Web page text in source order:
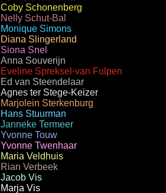
Coby Schonenberg
Nelly Schut-Bal
Monique Simons
Diana Slingerland
Siona Snel
Anna Souverijn
Eveline Spreksel-van Fulpen
Ed van Steendelaar
Agnes ter Stege-Keizer
Marjolein Sterkenburg
Hans Stuurman
Janneke Termeer
Yvonne Touw
Yvonne Twenhaar
Maria Veldhuis
Rian Verbeek
Jacob Vis
Marja Vis